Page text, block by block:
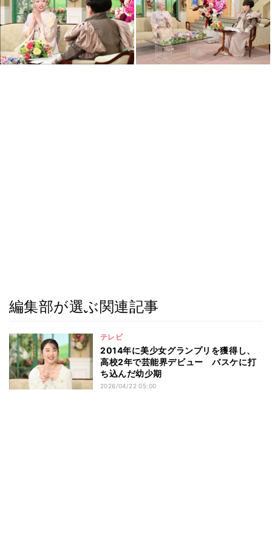
編集部が選ぶ関連記事
テレビ
2014年に美少女グランプリを獲得し、
高校2年で芸能界デビュー バスケに打
ち込んだ幼少期
2026/04/22 05:00